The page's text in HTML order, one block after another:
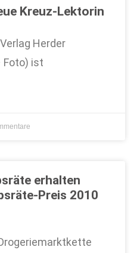
Kreuz-Lektorin
Herder
Foto) ist
erhalten
Preis 2010